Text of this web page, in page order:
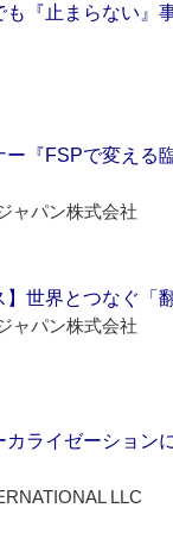
も『止まらない
『FSPで変える
ャパン株式会社
】世界とつなぐ「
ャパン株式会社
ライゼーション
LLC